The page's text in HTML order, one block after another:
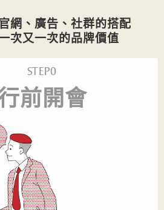
網、廣告、社群的搭配
次又一次的品牌價值
STEP0
前開會